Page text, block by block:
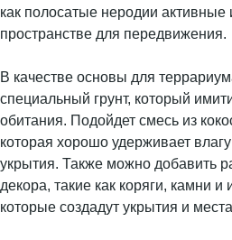
как полосатые неродии активные
пространстве для передвижения.
В качестве основы для
специальный грунт, который
обитания. Подойдет смесь из
которая хорошо удерживает
укрытия. Также можно добавить
декора, такие как коряги, камни и
которые создадут укрытия и